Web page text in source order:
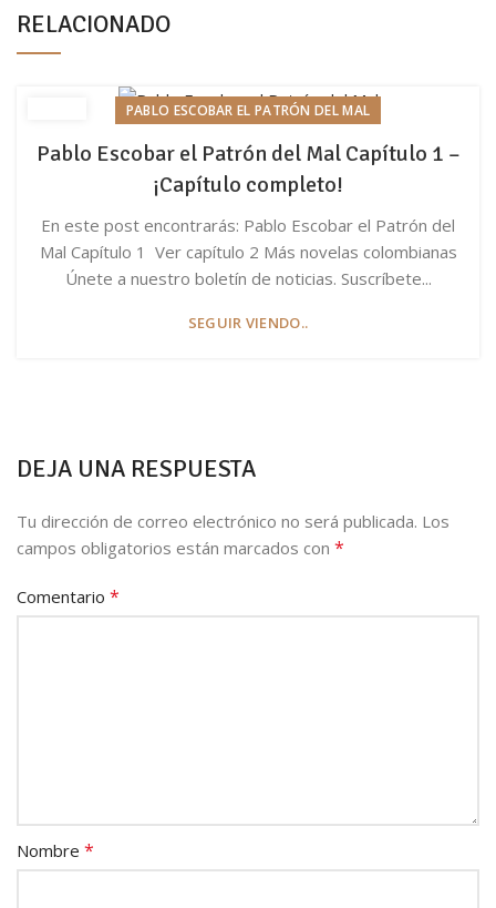
RELACIONADO
PABLO ESCOBAR EL PATRÓN DEL MAL
Pablo Escobar el Patrón del Mal Capítulo 1 –
¡Capítulo completo!
En este post encontrarás: Pablo Escobar el Patrón del
Mal Capítulo 1 Ver capítulo 2 Más novelas colombianas
Únete a nuestro boletín de noticias. Suscríbete...
SEGUIR VIENDO..
DEJA UNA RESPUESTA
Tu dirección de correo electrónico no será publicada. Los
campos obligatorios están marcados con *
Comentario *
Nombre *